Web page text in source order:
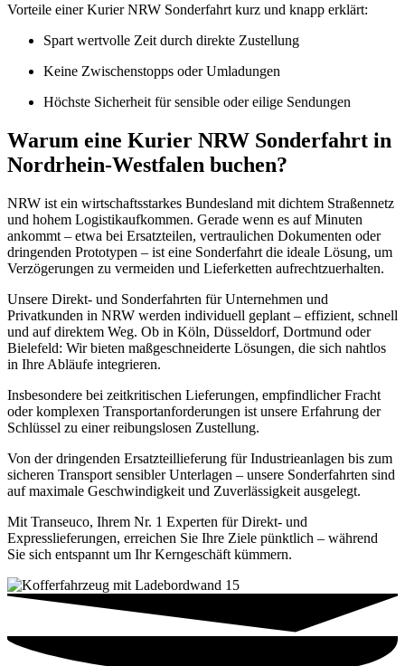
Vorteile einer Kurier NRW Sonderfahrt kurz und knapp erklärt:
Spart wertvolle Zeit durch direkte Zustellung
Keine Zwischenstopps oder Umladungen
Höchste Sicherheit für sensible oder eilige Sendungen
Warum eine Kurier NRW Sonderfahrt in
Nordrhein-Westfalen buchen?
NRW ist ein wirtschaftsstarkes Bundesland mit dichtem Straßennetz
und hohem Logistikaufkommen. Gerade wenn es auf Minuten
ankommt – etwa bei Ersatzteilen, vertraulichen Dokumenten oder
dringenden Prototypen – ist eine Sonderfahrt die ideale Lösung, um
Verzögerungen zu vermeiden und Lieferketten aufrechtzuerhalten.
Unsere Direkt- und Sonderfahrten für Unternehmen und
Privatkunden in NRW werden individuell geplant – effizient, schnell
und auf direktem Weg. Ob in Köln, Düsseldorf, Dortmund oder
Bielefeld: Wir bieten maßgeschneiderte Lösungen, die sich nahtlos
in Ihre Abläufe integrieren.
Insbesondere bei zeitkritischen Lieferungen, empfindlicher Fracht
oder komplexen Transportanforderungen ist unsere Erfahrung der
Schlüssel zu einer reibungslosen Zustellung.
Von der dringenden Ersatzteillieferung für Industrieanlagen bis zum
sicheren Transport sensibler Unterlagen – unsere Sonderfahrten sind
auf maximale Geschwindigkeit und Zuverlässigkeit ausgelegt.
Mit Transeuco, Ihrem Nr. 1 Experten für Direkt- und
Expresslieferungen, erreichen Sie Ihre Ziele pünktlich – während
Sie sich entspannt um Ihr Kerngeschäft kümmern.